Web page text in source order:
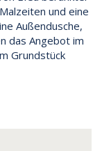
und eine
Außendusche,
das Angebot im
Grundstück